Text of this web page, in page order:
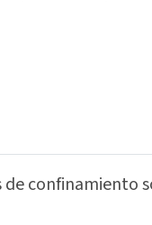
confinamiento